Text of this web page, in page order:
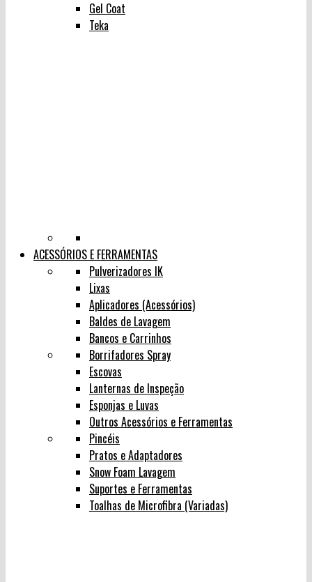
Gel Coat
Teka
ACESSÓRIOS E FERRAMENTAS
Pulverizadores IK
Lixas
Aplicadores (Acessórios)
Baldes de Lavagem
Bancos e Carrinhos
Borrifadores Spray
Escovas
Lanternas de Inspeção
Esponjas e Luvas
Outros Acessórios e Ferramentas
Pincéis
Pratos e Adaptadores
Snow Foam Lavagem
Suportes e Ferramentas
Toalhas de Microfibra (Variadas)